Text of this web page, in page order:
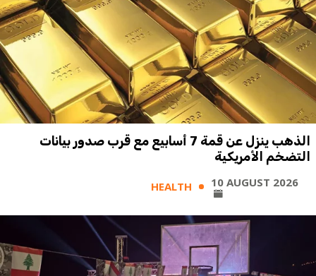
الذهب ينزل عن قمة 7 أسابيع مع قرب صدور بيانات
التضخم الأمريكية
HEALTH 10 AUGUST 2026